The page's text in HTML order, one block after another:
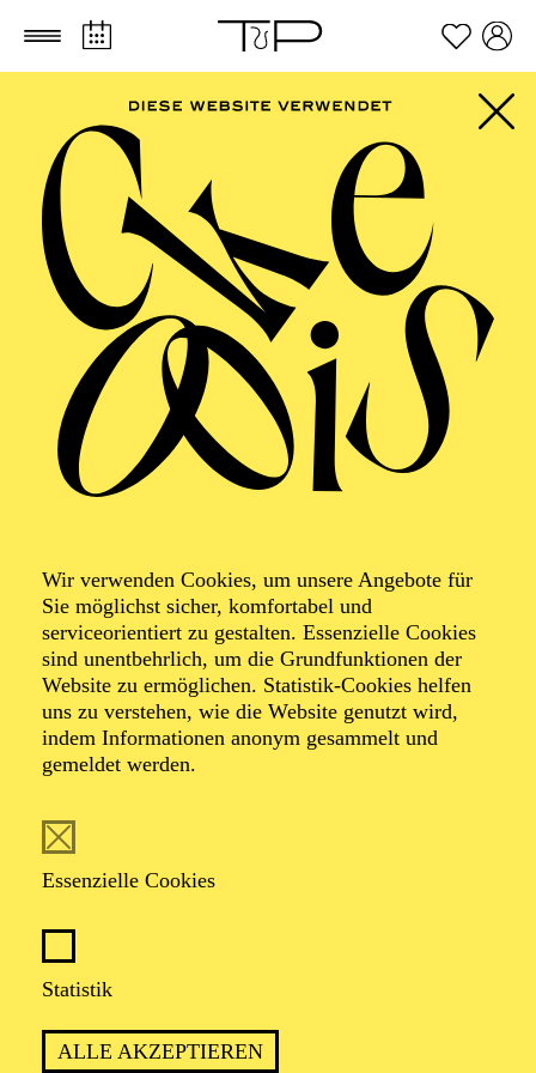
Zum Hauptinhalt springen Zum Footer springen
Wir verwenden Cookies, um unsere Angebote für
Sie möglichst sicher, komfortabel und
serviceorientiert zu gestalten. Essenzielle Cookies
sind unentbehrlich, um die Grundfunktionen der
Website zu ermöglichen. Statistik-Cookies helfen
uns zu verstehen, wie die Website genutzt wird,
indem Informationen anonym gesammelt und
gemeldet werden.
Essenzielle Cookies
Statistik
ALLE AKZEPTIEREN
Foto: Björn Hickmann
Schneider
Bernhard Schneider wurde in Wien geboren und erhielt